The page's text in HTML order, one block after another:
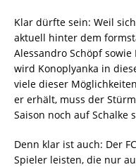
Klar dürfte sein: Weil
aktuell hinter dem
Alessandro Schöpf
wird Konoplyanka in
viele dieser
er erhält, muss der
Saison noch auf Schalke
Denn klar ist auch: Der
Spieler leisten, die nur